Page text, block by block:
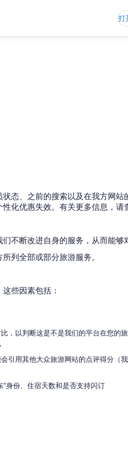
打
态、之前的搜索以及在我方网
化优惠失效。有关更多信息，请
不断改进自身的服务，从而能够
列全部或部分旅游服务。
些因素包括：
，以判断这是不是我们的平台在您的
用其他大众旅游网站的点评得分（我
身份、住宿天数和是否支持闪订